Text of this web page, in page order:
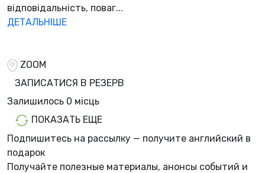
відповідальність, поваг...
ДЕТАЛЬНІШЕ
ZOOM
ЗАПИСАТИСЯ В РЕЗЕРВ
Залишилось 0 місць
ПОКАЗАТЬ ЕЩЕ
Подпишитесь на рассылку — получите английский в
подарок
Получайте полезные материалы, анонсы событий и